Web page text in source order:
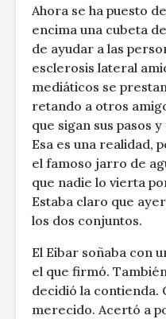
Ahora se ha puesto
encima una cubeta
de ayudar a las
esclerosis lateral
mediáticos se
retando a otros
que sigan sus pasos
Esa es una realidad,
el famoso jarro de
que nadie lo vierta
Estaba claro que
los dos conjuntos.
El Eibar soñaba con
el que firmó.
decidió la contienda.
merecido. Acertó a